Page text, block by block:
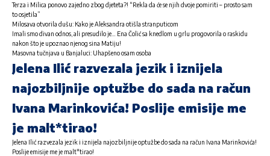
Terza i Milica ponovo zajedno zbog djeteta?! “Rekla da će se njih dvoje pomiriti – prosto sam
to osjetila”
Milosava otvorila dušu: Kako je Aleksandra otišla stranputicom
Imali smo divan odnos, ali presudilo je… Ena Čolić sa knedlom u grlu progovorila o raskidu
nakon što je upoznao njenog sina Matiju!
Masovna tučnjava u Banjaluci: Uhapšeno osam osoba
Jelena Ilić razvezala jezik i iznijela
najozbiljnije optužbe do sada na račun
Ivana Marinkovića! Poslije emisije me
je malt*tirao!
Jelena Ilić razvezala jezik i iznijela najozbiljnije optužbe do sada na račun Ivana Marinkovića!
Poslije emisije me je malt*tirao!